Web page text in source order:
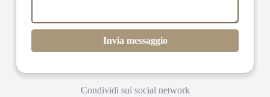
Invia messaggio
Condividi sui social network